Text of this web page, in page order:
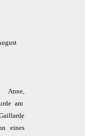
Anne,
am
eines